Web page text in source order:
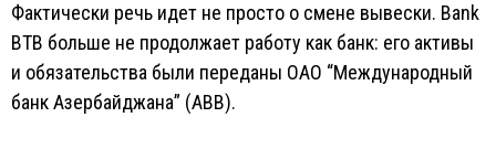
Фактически речь идет не просто о смене вывески. Bank
BTB больше не продолжает работу как банк: его активы
и обязательства были переданы ОАО “Международный
банк Азербайджана” (ABB).